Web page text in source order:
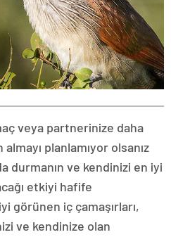
veya partnerinize daha
planlamıyor olsanız
durmanın ve kendinizi en iyi
etkiyi hafife
görünen iç çamaşırları,
ve kendinize olan